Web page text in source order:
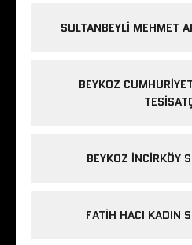
SULTANBEYLI MEHMET
BEYKOZ
BEYKOZ INCIRKÖY
FATIH HACI KADIN